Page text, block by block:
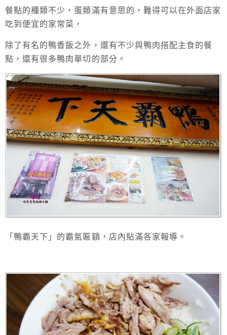
餐點的種類不少，蛋類滿有意思的，難得可以在外面店家
吃到便宜的家常菜，
除了有名的鴨香飯之外，還有不少與鴨肉搭配主食的餐
點，還有很多鴨肉單切的部分。
「鴨霸天下」的霸氣匾額，店內貼滿各家報導。